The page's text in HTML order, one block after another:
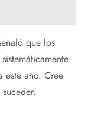
que los
este año. Cree